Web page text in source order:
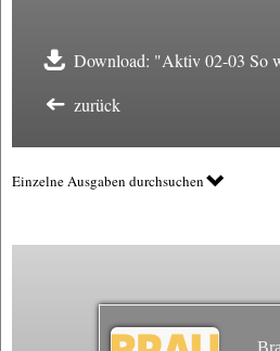
Download: "Aktiv 02-03 So
zurück
Einzelne Ausgaben durchsuchen